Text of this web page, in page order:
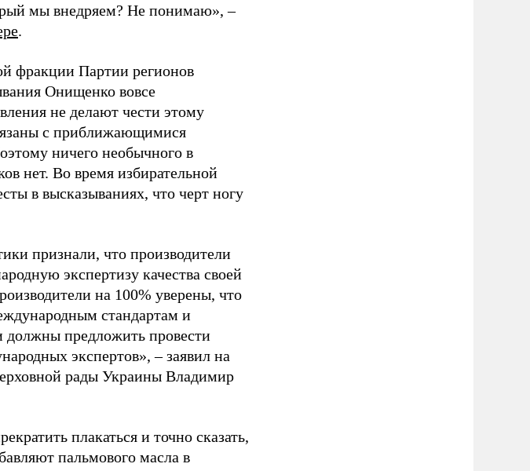
мы внедряем? Не понимаю», –
.
фракции Партии регионов
Онищенко вовсе
не делают чести этому
с приближающимися
ничего необычного в
нет. Во время избирательной
в высказываниях, что черт ногу
признали, что производители
экспертизу качества своей
на 100% уверены, что
стандартам и
должны предложить провести
экспертов», – заявил на
рады Украины Владимир
плакаться и точно сказать,
пальмового масла в